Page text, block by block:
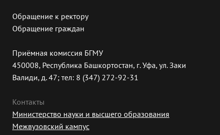
Обращение к ректору
Обращение граждан
Приёмная комиссия БГМУ
450008, Республика Башкортостан, г. Уфа, ул. Заки
Валиди, д. 47; тел: 8 (347) 272-92-31
Контакты
Министерство науки и высшего образования
Межвузовский кампус